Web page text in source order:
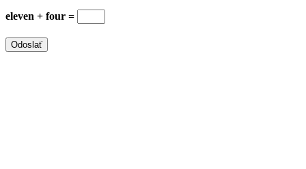
eleven + four =